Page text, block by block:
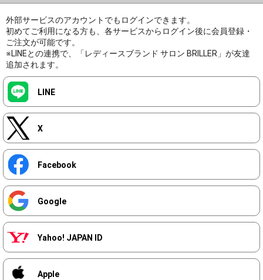
外部サービスのアカウントでもログインできます。
初めてご利用になる方も、各サービスからログイン後に会員登録・
ご注文が可能です。
※LINEとの連携で、「レディースブランド サロン BRILLER」が友達
追加されます。
LINE
X
Facebook
Google
Yahoo! JAPAN ID
Apple